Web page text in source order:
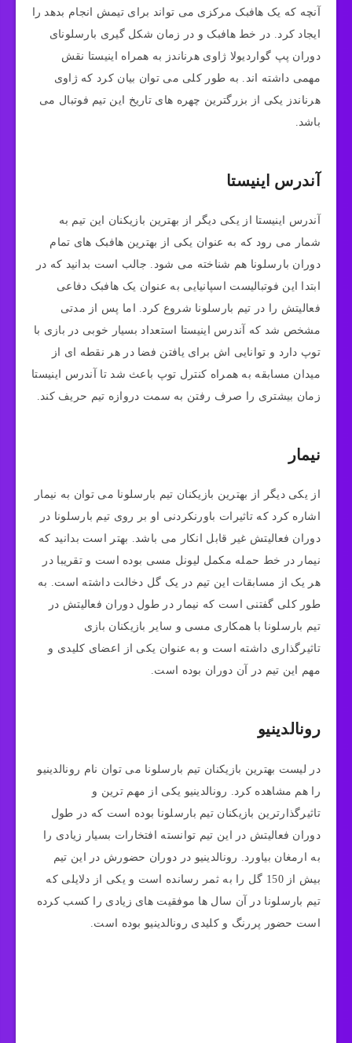
آنچه که یک هافبک مرکزی می‌ تواند برای تیمش انجام بدهد را
ایجاد کرد. در خط هافبک و در زمان شکل گیری بارسلونای
دوران پپ گواردیولا ژاوی هرناندز به همراه اینیستا نقش
مهمی داشته اند. به طور کلی می‌ توان بیان کرد که ژاوی
هرناندز یکی از بزرگترین چهره‌ های تاریخ این تیم فوتبال می‌
باشد.
آندرس اینیستا
آندرس اینیستا از یکی دیگر از بهترین بازیکنان این تیم به
شمار می رود که به عنوان یکی از بهترین هافبک‌ های تمام
دوران بارسلونا هم شناخته می شود. جالب است بدانید که در
ابتدا این فوتبالیست اسپانیایی به عنوان یک هافبک دفاعی
فعالیتش را در تیم بارسلونا شروع کرد. اما پس از مدتی
مشخص شد که آندرس اینیستا استعداد بسیار خوبی در بازی با
توپ دارد و توانایی اش برای یافتن فضا در هر نقطه ای از
میدان مسابقه به همراه کنترل توپ باعث شد تا آندرس اینیستا
زمان بیشتری را صرف رفتن به سمت دروازه تیم حریف کند.
نیمار
از یکی دیگر از بهترین بازیکنان تیم بارسلونا می‌ توان به نیمار
اشاره کرد که تاثیرات باورنکردنی او بر روی تیم بارسلونا در
دوران فعالیتش غیر قابل انکار می‌ باشد. بهتر است بدانید که
نیمار در خط حمله مکمل لیونل مسی بوده است و تقریبا در
هر یک از مسابقات این تیم در یک گل دخالت داشته است. به
طور کلی گفتنی است که نیمار در طول دوران فعالیتش در
تیم بارسلونا با همکاری مسی و سایر بازیکنان بازی
تاثیرگذاری داشته است و به عنوان یکی از اعضای کلیدی و
مهم این تیم در آن دوران بوده است.
رونالدینیو
در لیست بهترین بازیکنان تیم بارسلونا می‌ توان نام رونالدینیو
را هم مشاهده کرد. رونالدینیو یکی از مهم‌ ترین و
تاثیرگذارترین بازیکنان تیم بارسلونا بوده است که در طول
دوران فعالیتش در این تیم توانسته افتخارات بسیار زیادی را
به ارمغان بیاورد. رونالدینیو در دوران حضورش در این تیم
بیش از 150 گل را به ثمر رسانده است و یکی از دلایلی که
تیم بارسلونا در آن سال‌ ها موفقیت‌ های زیادی را کسب کرده
است حضور پررنگ و کلیدی رونالدینیو بوده است.